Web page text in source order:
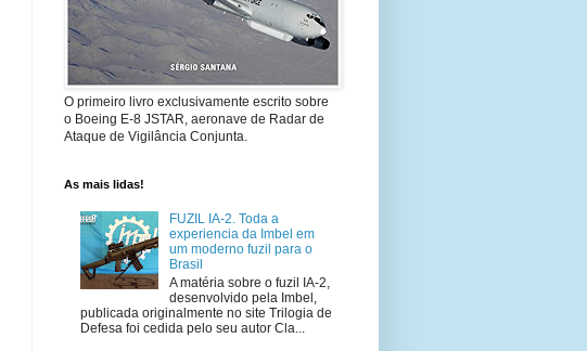
O primeiro livro exclusivamente escrito sobre
o Boeing E-8 JSTAR, aeronave de Radar de
Ataque de Vigilância Conjunta.
As mais lidas!
FUZIL IA-2. Toda a
experiencia da Imbel em
um moderno fuzil para o
Brasil
A matéria sobre o fuzil IA-2,
desenvolvido pela Imbel,
publicada originalmente no site Trilogia de
Defesa foi cedida pelo seu autor Cla...